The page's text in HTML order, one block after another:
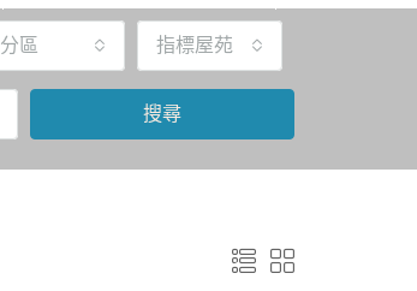
分區 指標屋苑
搜尋